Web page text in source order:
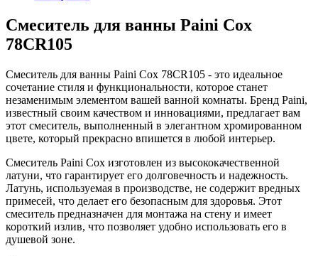
Смеситель для ванны Paini Cox
78CR105
Смеситель для ванны Paini Cox 78CR105 - это идеальное
сочетание стиля и функциональности, которое станет
незаменимым элементом вашей ванной комнаты. Бренд Paini,
известный своим качеством и инновациями, предлагает вам
этот смеситель, выполненный в элегантном хромированном
цвете, который прекрасно впишется в любой интерьер.
Смеситель Paini Cox изготовлен из высококачественной
латуни, что гарантирует его долговечность и надежность.
Латунь, используемая в производстве, не содержит вредных
примесей, что делает его безопасным для здоровья. Этот
смеситель предназначен для монтажа на стену и имеет
короткий излив, что позволяет удобно использовать его в
душевой зоне.